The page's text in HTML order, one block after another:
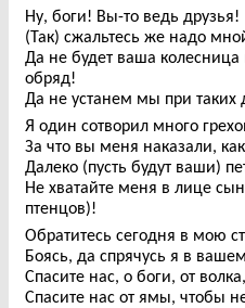
Ну, боги! Вы-то ведь друзья!
(Так) сжальтесь же надо
Да не будет ваша
обряд!
Да не устанем мы при таких
Я один сотворил много
За что вы меня наказали,
Далеко (пусть будут ваши)
Не хватайте меня в лице
птенцов)!
Обратитесь сегодня в мою
Боясь, да спрячусь я в
Спасите нас, о боги, от
Спасите нас от ямы, чтобы